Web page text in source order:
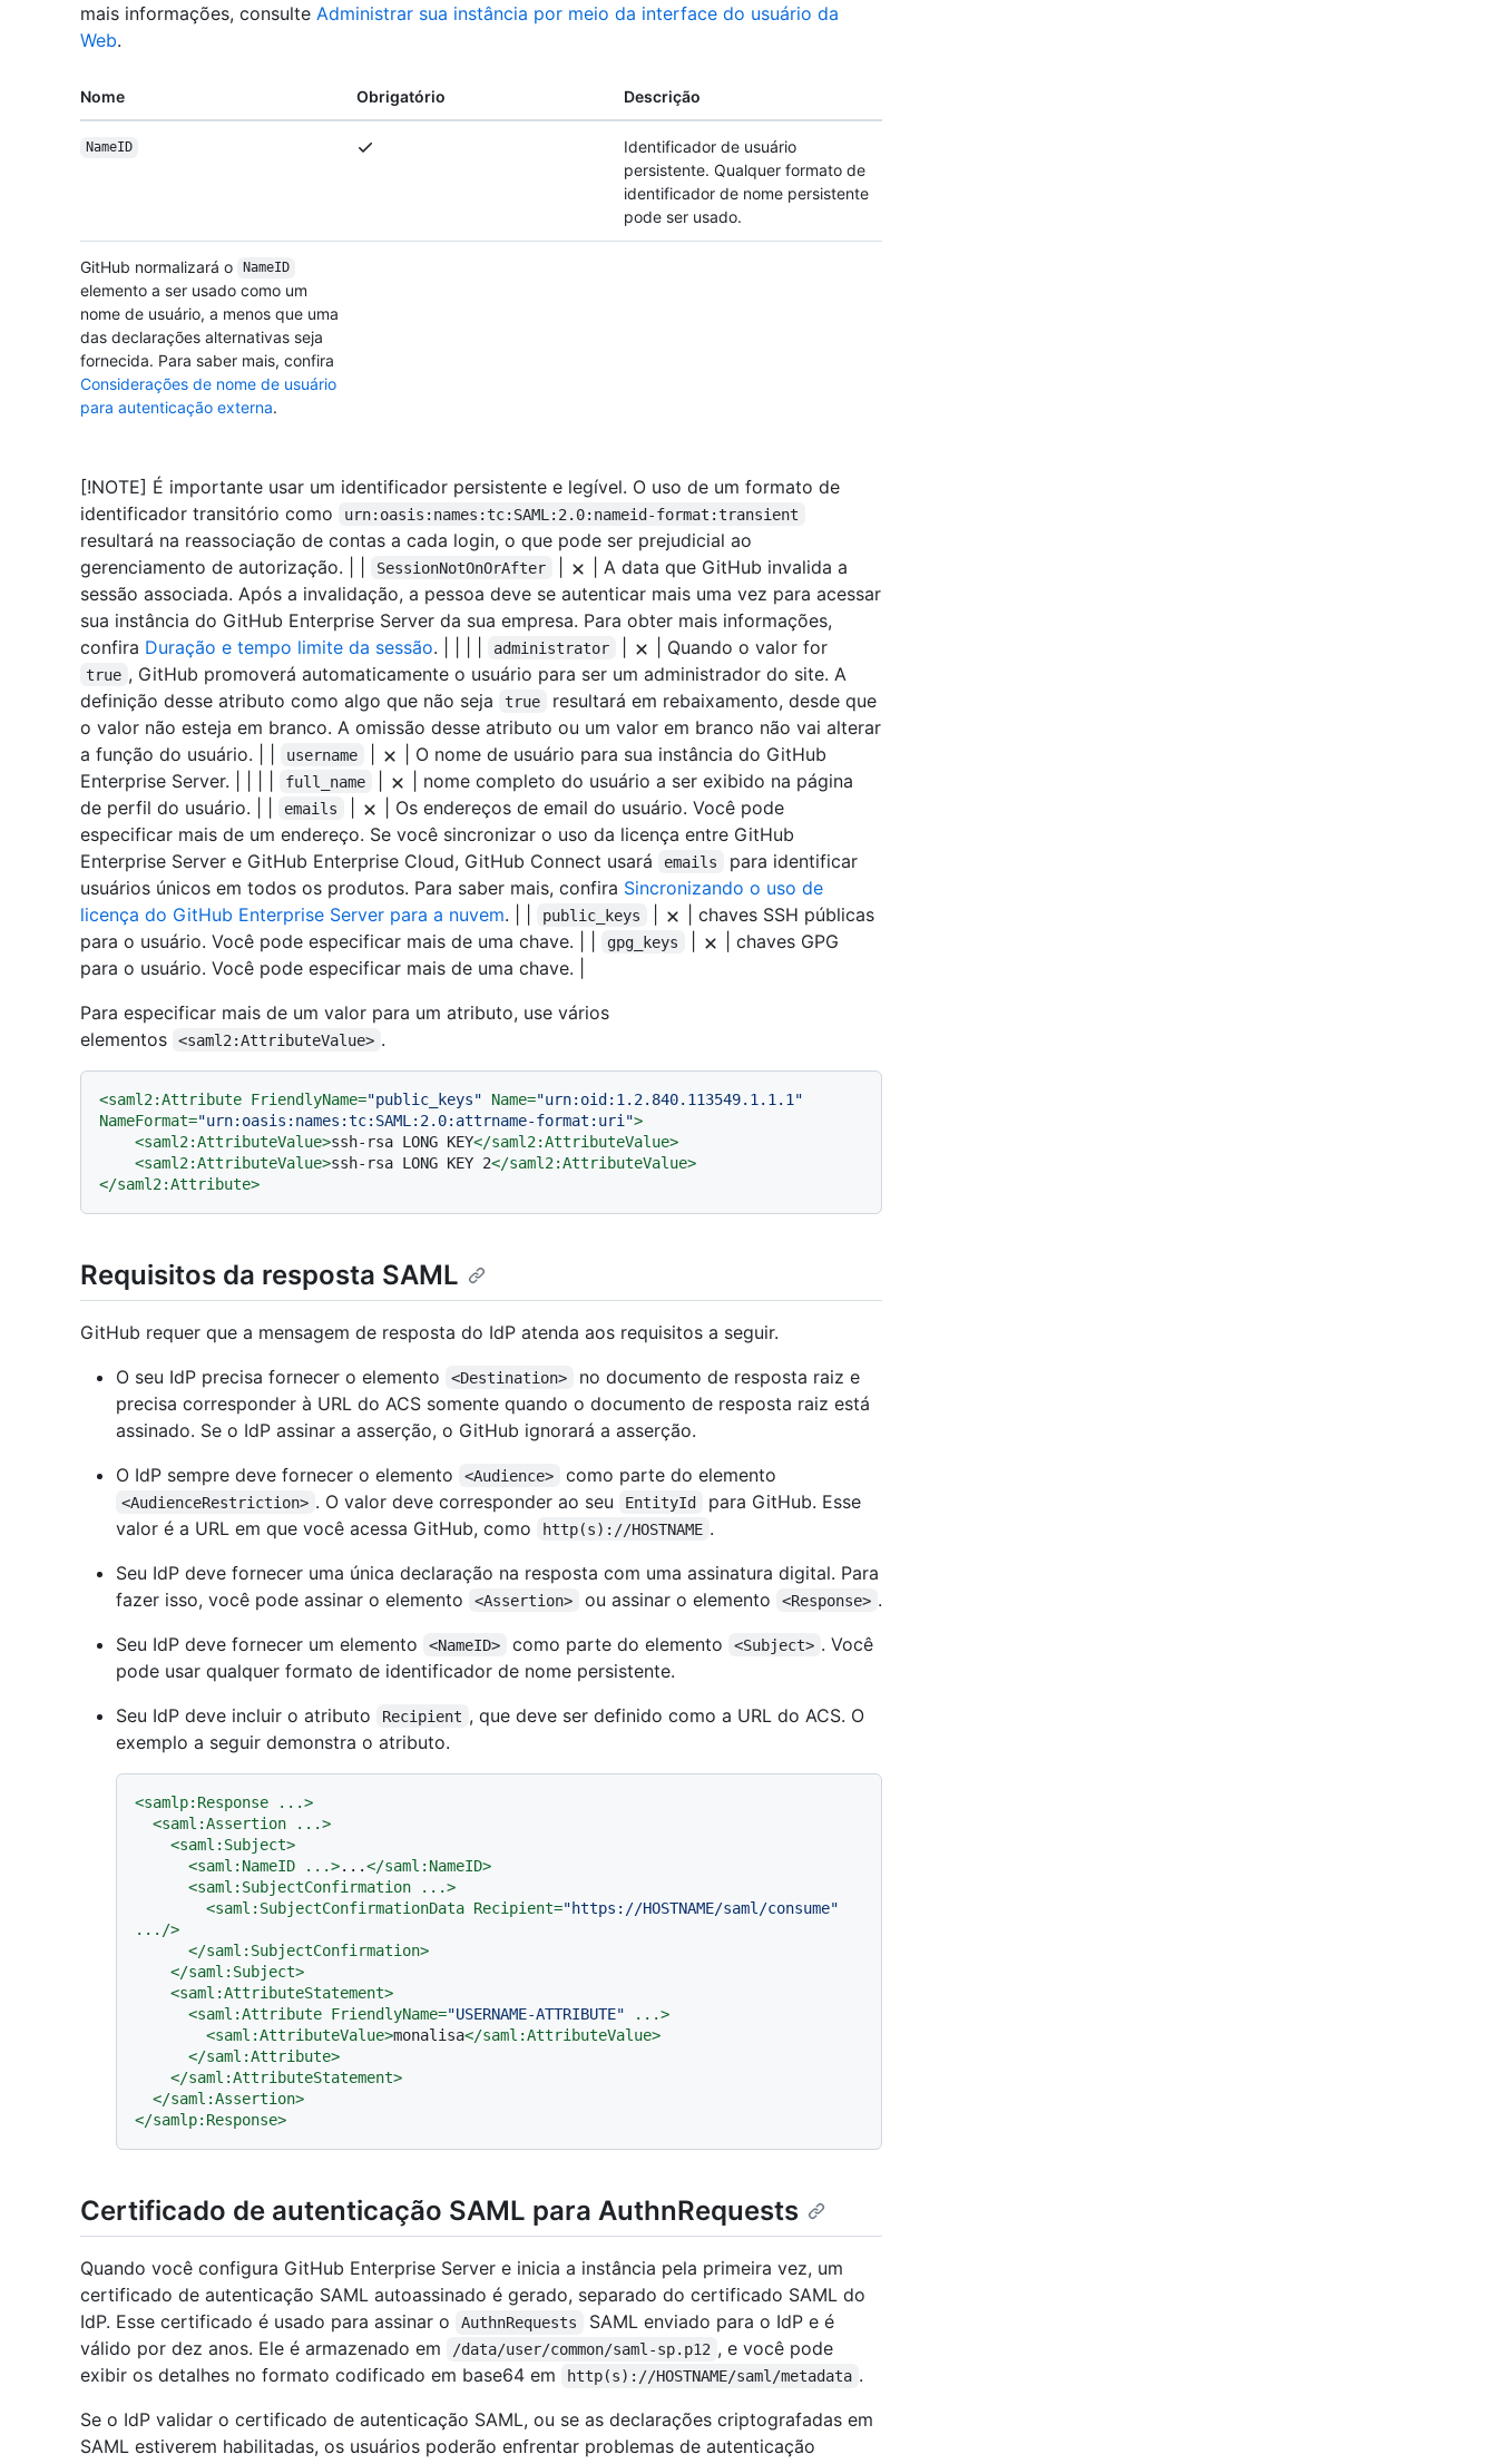
mais informações, consulte Administrar sua instância por meio da interface do usuário da
Web.
Nome Obrigatório Descrição
NameID
Identificador de usuário
persistente. Qualquer formato de
identificador de nome persistente
pode ser usado.
GitHub normalizará o NameID
elemento a ser usado como um
nome de usuário, a menos que uma
das declarações alternativas seja
fornecida. Para saber mais, confira
Considerações de nome de usuário
para autenticação externa.
[!NOTE] É importante usar um identificador persistente e legível. O uso de um formato de
identificador transitório como
urn:oasis:names:tc:SAML:2.0:nameid-format:transient
resultará na reassociação de contas a cada login, o que pode ser prejudicial ao
gerenciamento de autorização. | |
SessionNotOnOrAfter
| A data que GitHub invalida a
sessão associada. Após a invalidação, a pessoa deve se autenticar mais uma vez para acessar
sua instância do GitHub Enterprise Server da sua empresa. Para obter mais informações,
confira Duração e tempo limite da sessão. | | | | administrator | Quando o valor for
true , GitHub promoverá automaticamente o usuário para ser um administrador do site. A
definição desse atributo como algo que não seja
true
resultará em rebaixamento, desde que
o valor não esteja em branco. A omissão desse atributo ou um valor em branco não vai alterar
a função do usuário. | |
username
| O nome de usuário para sua instância do GitHub
Enterprise Server. | | | |
full_name
| nome completo do usuário a ser exibido na página
de perfil do usuário. | |
emails
| Os endereços de email do usuário. Você pode
especificar mais de um endereço. Se você sincronizar o uso da licença entre GitHub
Enterprise Server e GitHub Enterprise Cloud, GitHub Connect usará
emails
para identificar
usuários únicos em todos os produtos. Para saber mais, confira Sincronizando o uso de
licença do GitHub Enterprise Server para a nuvem. | | public_keys
| chaves SSH públicas
para o usuário. Você pode especificar mais de uma chave. | |
gpg_keys
| chaves GPG
para o usuário. Você pode especificar mais de uma chave. |
Para especificar mais de um valor para um atributo, use vários
elementos
<saml2:AttributeValue> .
<saml2:Attribute FriendlyName="public_keys" Name="urn:oid:1.2.840.113549.1.1.1"
NameFormat="urn:oasis:names:tc:SAML:2.0:attrname-format:uri">
<saml2:AttributeValue>ssh-rsa LONG KEY</saml2:AttributeValue>
<saml2:AttributeValue>ssh-rsa LONG KEY 2</saml2:AttributeValue>
</saml2:Attribute>
Requisitos da resposta SAML
GitHub requer que a mensagem de resposta do IdP atenda aos requisitos a seguir.
O seu IdP precisa fornecer o elemento
<Destination>
no documento de resposta raiz e
precisa corresponder à URL do ACS somente quando o documento de resposta raiz está
assinado. Se o IdP assinar a asserção, o GitHub ignorará a asserção.
O IdP sempre deve fornecer o elemento
<Audience> como parte do elemento
<AudienceRestriction> . O valor deve corresponder ao seu EntityId
para GitHub. Esse
valor é a URL em que você acessa GitHub, como
http(s)://HOSTNAME .
Seu IdP deve fornecer uma única declaração na resposta com uma assinatura digital. Para
fazer isso, você pode assinar o elemento
<Assertion> ou assinar o elemento <Response> .
Seu IdP deve fornecer um elemento
<NameID> como parte do elemento <Subject> . Você
pode usar qualquer formato de identificador de nome persistente.
Seu IdP deve incluir o atributo
Recipient , que deve ser definido como a URL do ACS. O
exemplo a seguir demonstra o atributo.
<samlp:Response ...>
<saml:Assertion ...>
<saml:Subject>
<saml:NameID ...>...</saml:NameID>
<saml:SubjectConfirmation ...>
<saml:SubjectConfirmationData Recipient="https://HOSTNAME/saml/consume"
... />
</saml:SubjectConfirmation>
</saml:Subject>
<saml:AttributeStatement>
<saml:Attribute FriendlyName="USERNAME-ATTRIBUTE" ...>
<saml:AttributeValue>monalisa</saml:AttributeValue>
</saml:Attribute>
</saml:AttributeStatement>
</saml:Assertion>
</samlp:Response>
Certificado de autenticação SAML para AuthnRequests
Quando você configura GitHub Enterprise Server e inicia a instância pela primeira vez, um
certificado de autenticação SAML autoassinado é gerado, separado do certificado SAML do
IdP. Esse certificado é usado para assinar o
AuthnRequests
SAML enviado para o IdP e é
válido por dez anos. Ele é armazenado em
/data/user/common/saml-sp.p12 , e você pode
exibir os detalhes no formato codificado em base64 em
http(s)://HOSTNAME/saml/metadata .
Se o IdP validar o certificado de autenticação SAML, ou se as declarações criptografadas em
SAML estiverem habilitadas, os usuários poderão enfrentar problemas de autenticação